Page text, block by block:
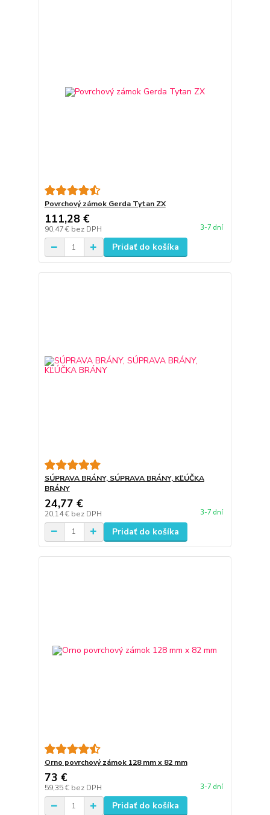
Povrchový zámok Gerda Tytan ZX
111,28 €
90,47 € bez DPH 3-7 dní
Pridať do košíka
SÚPRAVA BRÁNY, SÚPRAVA BRÁNY, KĽÚČKA
BRÁNY
24,77 €
20,14 € bez DPH 3-7 dní
Pridať do košíka
Orno povrchový zámok 128 mm x 82 mm
73 €
59,35 € bez DPH 3-7 dní
Pridať do košíka